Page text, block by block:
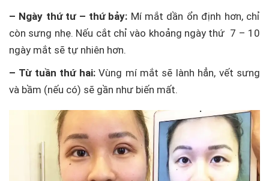
– Ngày thứ tư – thứ bảy: Mí mắt dần ổn định hơn, chỉ
còn sưng nhẹ. Nếu cắt chỉ vào khoảng ngày thứ 7 – 10
ngày mắt sẽ tự nhiên hơn.
– Từ tuần thứ hai:Vùng mí mắt sẽ lành hẳn, vết sưng
và bầm (nếu có) sẽ gần như biến mất.